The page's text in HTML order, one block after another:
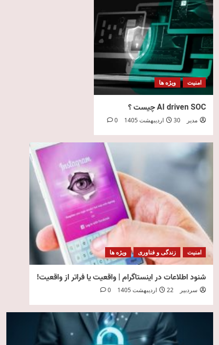
امنیت ویژه ها
AI driven SOC چیست ؟
مدیر 30 اردیبهشت 1405 0
امنیت زندگی و فناوری ویژه ها
شنود اطلاعات در اینستاگرام | واقعیت یا فراتر از واقعیت!
سردبیر 22 اردیبهشت 1405 0